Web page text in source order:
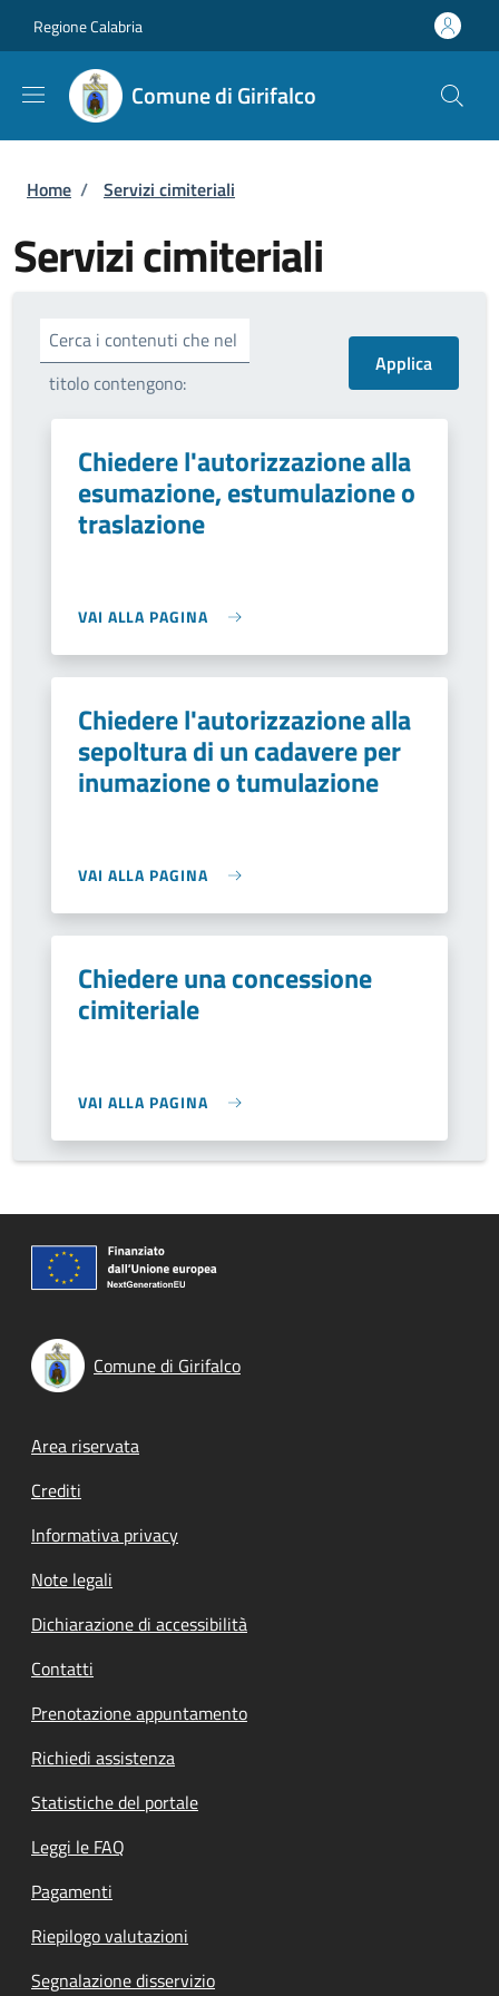
Regione Calabria
Comune di Girifalco
Briciole di pane
Home / Servizi cimiteriali
Servizi cimiteriali
Cerca i contenuti che nel
titolo contengono:
Chiedere l'autorizzazione alla
esumazione, estumulazione o
traslazione
VAI ALLA PAGINA
Chiedere l'autorizzazione alla
sepoltura di un cadavere per
inumazione o tumulazione
VAI ALLA PAGINA
Chiedere una concessione
cimiteriale
VAI ALLA PAGINA
Comune di Girifalco
Footer menu
Area riservata
Crediti
Informativa privacy
Note legali
Dichiarazione di accessibilità
Contatti
Prenotazione appuntamento
Richiedi assistenza
Statistiche del portale
Leggi le FAQ
Pagamenti
Riepilogo valutazioni
Segnalazione disservizio